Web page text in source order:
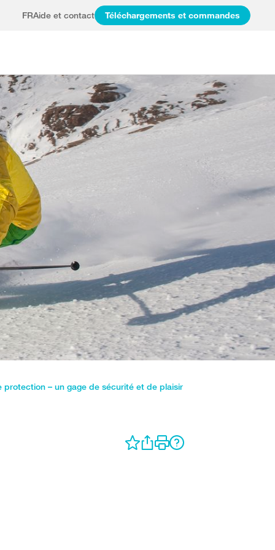
FRAide et contact Téléchargements et commandes
protection – un gage de sécurité et de plaisir